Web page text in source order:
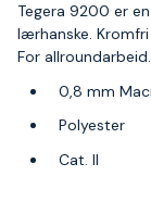
Tegera 9200 er
lærhanske.
For allroundarbeid.
0,8 mm
Polyester
Cat. II